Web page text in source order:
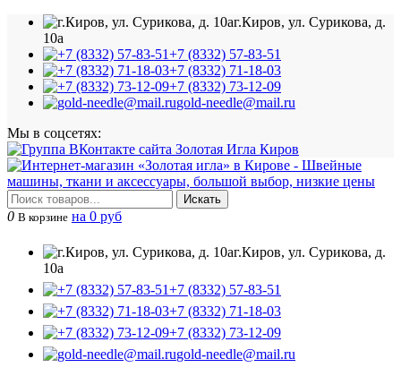
г.Киров, ул. Сурикова, д.
10а
+7 (8332) 57-83-51
+7 (8332) 71-18-03
+7 (8332) 73-12-09
gold-needle@mail.ru
Мы в соцсетях:
Искать
0 В корзине на 0 руб
г.Киров, ул. Сурикова, д.
10а
+7 (8332) 57-83-51
+7 (8332) 71-18-03
+7 (8332) 73-12-09
gold-needle@mail.ru